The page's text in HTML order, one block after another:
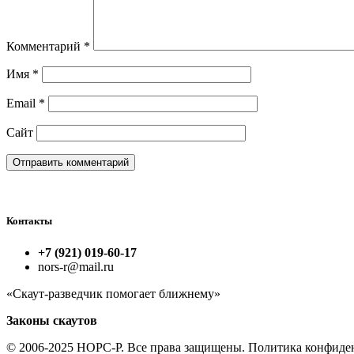
Комментарий *
Имя *
Email *
Сайт
Контакты
+7 (921) 019-60-17
nors-r@mail.ru
«Скаут-разведчик помогает ближнему»
Законы скаутов
© 2006-2025 НОРС-Р. Все права защищены. Политика